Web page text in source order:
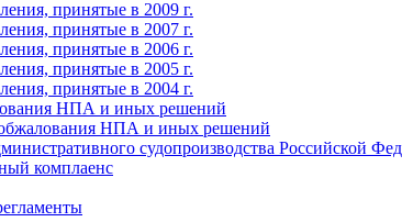
принятые в 2009 г.
принятые в 2007 г.
принятые в 2006 г.
принятые в 2005 г.
принятые в 2004 г.
НПА и иных решений
НПА и иных решений
судопроизводства Российской
комплаенс